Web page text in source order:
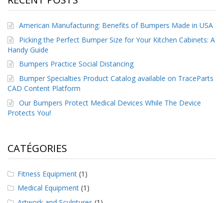
s
F
A
Q
B
l
o
g
u
e
m
m
n
i
q
American Manufacturing: Benefits of Bumpers Made in USA
Picking the Perfect Bumper Size for Your Kitchen Cabinets: A
Handy Guide
Bumpers Practice Social Distancing
Bumper Specialties Product Catalog available on TraceParts
CAD Content Platform
Our Bumpers Protect Medical Devices While The Device
Protects You!
CATÉGORIES
Fitness Equipment (1)
Medical Equipment (1)